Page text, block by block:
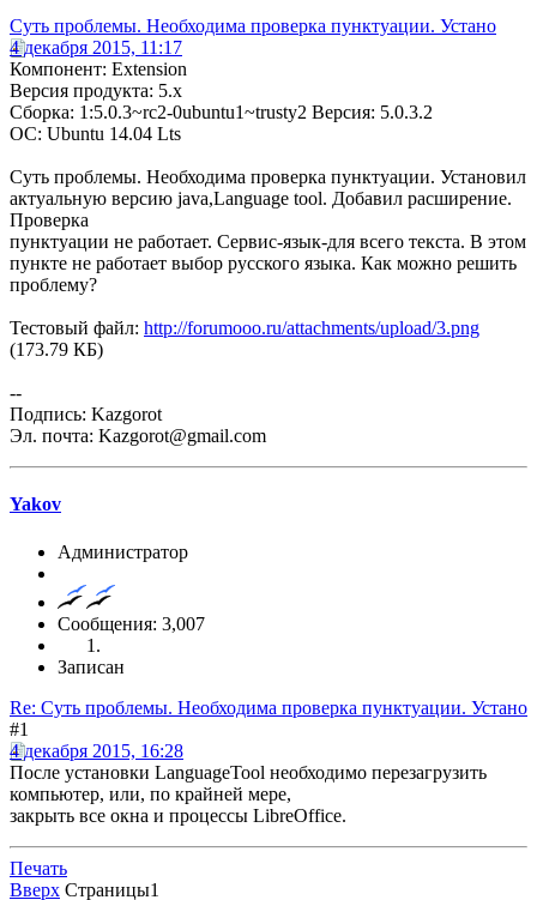
Суть проблемы. Необходима проверка пунктуации. Устано
4 декабря 2015, 11:17
Компонент: Extension
Версия продукта: 5.x
Сборка: 1:5.0.3~rc2-0ubuntu1~trusty2 Версия: 5.0.3.2
ОС: Ubuntu 14.04 Lts
Суть проблемы. Необходима проверка пунктуации. Установил
актуальную версию java,Language tool. Добавил расширение.
Проверка
пунктуации не работает. Сервис-язык-для всего текста. В этом
пункте не работает выбор русского языка. Как можно решить
проблему?
Тестовый файл: http://forumooo.ru/attachments/upload/3.png
(173.79 КБ)
--
Подпись: Kazgorot
Эл. почта: Kazgorot@gmail.com
Yakov
Администратор
Сообщения: 3,007
Записан
Re: Суть проблемы. Необходима проверка пунктуации. Устано
#1
4 декабря 2015, 16:28
После установки LanguageTool необходимо перезагрузить
компьютер, или, по крайней мере,
закрыть все окна и процессы LibreOffice.
Печать
Вверх Страницы1